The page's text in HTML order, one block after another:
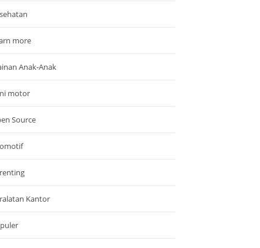
more
Anak-Anak
motor
Source
Kantor